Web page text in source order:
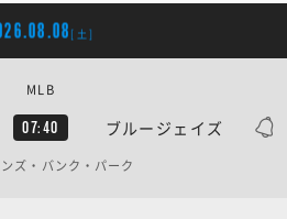
[土]
07:40 ブルージェイズ
MLB
ズ・バンク・パーク